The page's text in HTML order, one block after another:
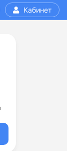
Кабинет